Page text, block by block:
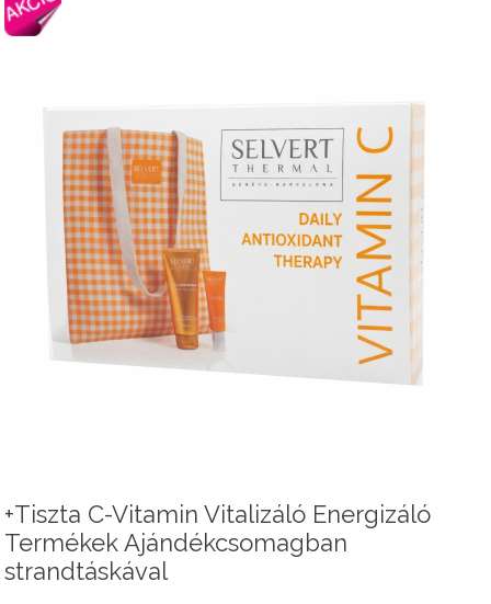
+Tiszta C-Vitamin Vitalizáló Energizáló
Termékek Ajándékcsomagban
strandtáskával